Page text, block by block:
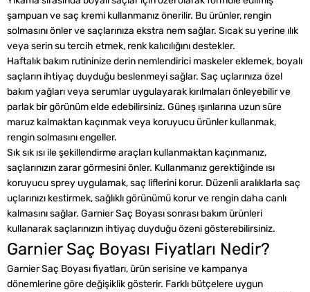
şampuan ve saç kremi kullanmanız önerilir. Bu ürünler, rengin
solmasını önler ve saçlarınıza ekstra nem sağlar. Sıcak su yerine ılık
veya serin su tercih etmek, renk kalıcılığını destekler.
Haftalık bakım rutininize derin nemlendirici maskeler eklemek, boyalı
saçların ihtiyaç duyduğu beslenmeyi sağlar. Saç uçlarınıza özel
bakım yağları veya serumlar uygulayarak kırılmaları önleyebilir ve
parlak bir görünüm elde edebilirsiniz. Güneş ışınlarına uzun süre
maruz kalmaktan kaçınmak veya koruyucu ürünler kullanmak,
rengin solmasını engeller.
Sık sık ısı ile şekillendirme araçları kullanmaktan kaçınmanız,
saçlarınızın zarar görmesini önler. Kullanmanız gerektiğinde ısı
koruyucu sprey uygulamak, saç liflerini korur. Düzenli aralıklarla saç
uçlarınızı kestirmek, sağlıklı görünümü korur ve rengin daha canlı
kalmasını sağlar. Garnier Saç Boyası sonrası bakım ürünleri
kullanarak saçlarınızın ihtiyaç duyduğu özeni gösterebilirsiniz.
Garnier Saç Boyası Fiyatları Nedir?
Garnier Saç Boyası fiyatları, ürün serisine ve kampanya
dönemlerine göre değişiklik gösterir. Farklı bütçelere uygun